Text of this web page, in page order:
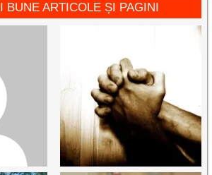
BUNE ARTICOLE ȘI PAGINI